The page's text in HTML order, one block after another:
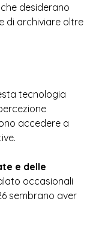
desiderano
di archiviare oltre
tecnologia
accedere a
e delle
occasionali
sembrano aver